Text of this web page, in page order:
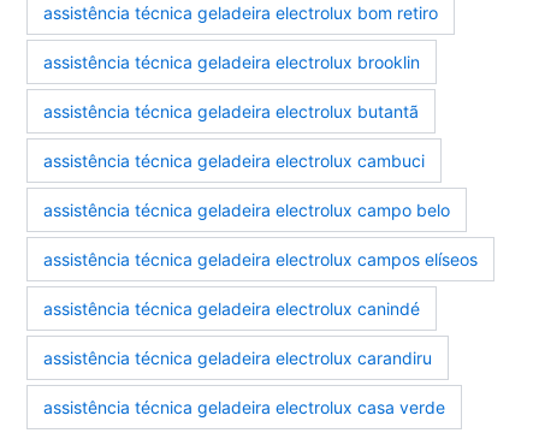
assistência técnica geladeira electrolux bom retiro
assistência técnica geladeira electrolux brooklin
assistência técnica geladeira electrolux butantã
assistência técnica geladeira electrolux cambuci
assistência técnica geladeira electrolux campo belo
assistência técnica geladeira electrolux campos elíseos
assistência técnica geladeira electrolux canindé
assistência técnica geladeira electrolux carandiru
assistência técnica geladeira electrolux casa verde